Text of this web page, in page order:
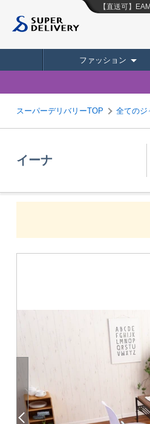
【直送可】
ファッション
スーパーデリバリーTOP 全てのジ
イーナ